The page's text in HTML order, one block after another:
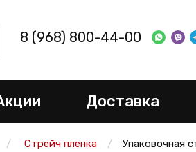
8 (968) 800-44-00
Доставка
Стрейч пленка Упаковочная